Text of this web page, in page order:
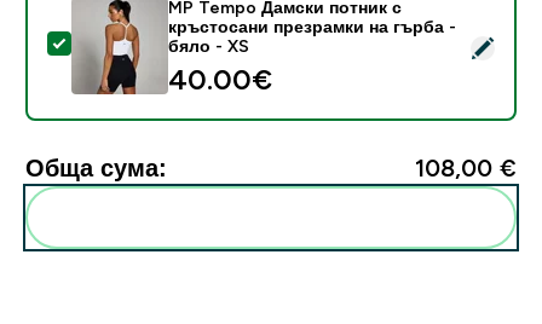
Select this product - MP Tempo Дамски потник с
MP Tempo Дамски потник с
кръстосани презрамки на гърба -
бяло - XS
40.00€‎
Обща сума: 108,00 €‎